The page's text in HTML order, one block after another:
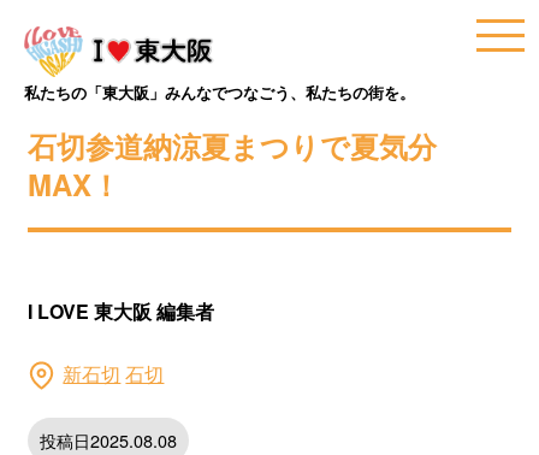
私たちの「東大阪」みんなでつなごう、私たちの街を。
石切参道納涼夏まつりで夏気分
MAX！
I LOVE 東大阪 編集者
新石切 石切
投稿日2025.08.08